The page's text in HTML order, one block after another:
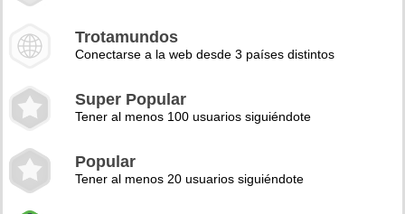
Trotamundos
Conectarse a la web desde 3 países distintos
Super Popular
Tener al menos 100 usuarios siguiéndote
Popular
Tener al menos 20 usuarios siguiéndote